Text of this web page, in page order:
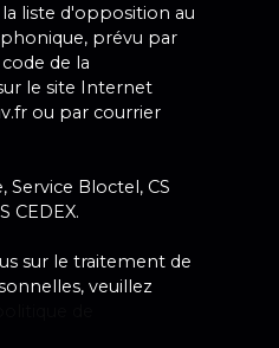
liste d'opposition au
prévu par
de la
le site Internet
ou par courrier
Service Bloctel, CS
CEDEX.
sur le traitement de
veuillez